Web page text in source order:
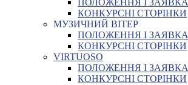
ПОЛОЖЕННЯ І ЗАЯВКА
КОНКУРСНІ СТОРІНКИ
МУЗИЧНИЙ ВІТЕР
ПОЛОЖЕННЯ І ЗАЯВКА
КОНКУРСНІ СТОРІНКИ
VIRTUOSO
ПОЛОЖЕННЯ І ЗАЯВКА
КОНКУРСНІ СТОРІНКИ